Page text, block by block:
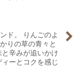
ド。 りんごのよ
りの草の青々と
辛みが追いかけ
ーとコクを感じ